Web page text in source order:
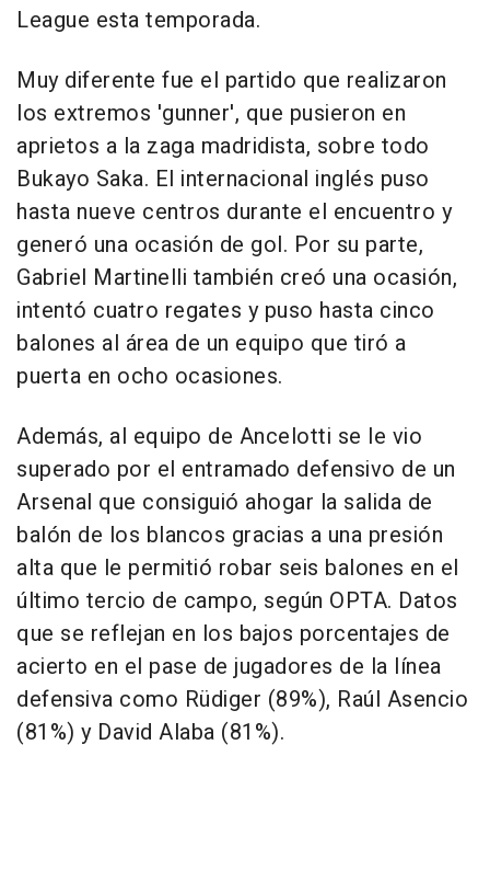
League esta temporada.
Muy diferente fue el partido que realizaron
los extremos 'gunner', que pusieron en
aprietos a la zaga madridista, sobre todo
Bukayo Saka. El internacional inglés puso
hasta nueve centros durante el encuentro y
generó una ocasión de gol. Por su parte,
Gabriel Martinelli también creó una ocasión,
intentó cuatro regates y puso hasta cinco
balones al área de un equipo que tiró a
puerta en ocho ocasiones.
Además, al equipo de Ancelotti se le vio
superado por el entramado defensivo de un
Arsenal que consiguió ahogar la salida de
balón de los blancos gracias a una presión
alta que le permitió robar seis balones en el
último tercio de campo, según OPTA. Datos
que se reflejan en los bajos porcentajes de
acierto en el pase de jugadores de la línea
defensiva como Rüdiger (89%), Raúl Asencio
(81%) y David Alaba (81%).